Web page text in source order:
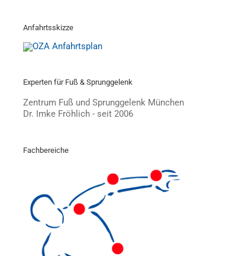
Anfahrtsskizze
Experten für Fuß & Sprunggelenk
Zentrum Fuß und Sprunggelenk München
Dr. Imke Fröhlich - seit 2006
Fachbereiche